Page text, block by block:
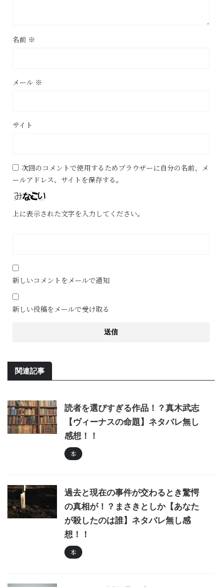
名前 ※
メール ※
サイト
次回のコメントで使用するためブラウザーに自分の名前、メ
ールアドレス、サイトを保存する。
上に表示された文字を入力してください。
新しいコメントをメールで通知
新しい投稿をメールで受け取る
関連記事
読者を選びすぎる作品！？真木武志
【ヴィーナスの命題】ネタバレ無し
感想！！
本
過去と現在の事件が交わるとき驚愕
の真相が！？まさきとしか【あなた
が殺したのは誰】ネタバレ無し感
想！！
本